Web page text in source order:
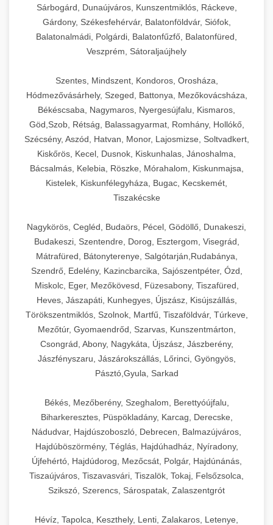
Sárbogárd, Dunaújváros, Kunszentmiklós, Ráckeve,
Gárdony, Székesfehérvár, Balatonföldvár, Siófok,
Balatonalmádi, Polgárdi, Balatonfűzfő, Balatonfüred,
Veszprém, Sátoraljaújhely
Szentes, Mindszent, Kondoros, Orosháza,
Hódmezővásárhely, Szeged, Battonya, Mezőkovácsháza,
Békéscsaba, Nagymaros, Nyergesújfalu, Kismaros,
Göd,Szob, Rétság, Balassagyarmat, Romhány, Hollókő,
Szécsény, Aszód, Hatvan, Monor, Lajosmizse, Soltvadkert,
Kiskőrös, Kecel, Dusnok, Kiskunhalas, Jánoshalma,
Bácsalmás, Kelebia, Röszke, Mórahalom, Kiskunmajsa,
Kistelek, Kiskunfélegyháza, Bugac, Kecskemét,
Tiszakécske
Nagykörös, Cegléd, Budaörs, Pécel, Gödöllő, Dunakeszi,
Budakeszi, Szentendre, Dorog, Esztergom, Visegrád,
Mátrafüred, Bátonyterenye, Salgótarján,Rudabánya,
Szendrő, Edelény, Kazincbarcika, Sajószentpéter, Ózd,
Miskolc, Eger, Mezőkövesd, Füzesabony, Tiszafüred,
Heves, Jászapáti, Kunhegyes, Újszász, Kisújszállás,
Törökszentmiklós, Szolnok, Martfű, Tiszaföldvár, Túrkeve,
Mezőtúr, Gyomaendrőd, Szarvas, Kunszentmárton,
Csongrád, Abony, Nagykáta, Újszász, Jászberény,
Jászfényszaru, Jászárokszállás, Lőrinci, Gyöngyös,
Pásztó,Gyula, Sarkad
Békés, Mezőberény, Szeghalom, Berettyóújfalu,
Biharkeresztes, Püspökladány, Karcag, Derecske,
Nádudvar, Hajdúszoboszló, Debrecen, Balmazújváros,
Hajdúböszörmény, Téglás, Hajdúhadház, Nyíradony,
Újfehértó, Hajdúdorog, Mezőcsát, Polgár, Hajdúnánás,
Tiszaújváros, Tiszavasvári, Tiszalök, Tokaj, Felsőzsolca,
Szikszó, Szerencs, Sárospatak, Zalaszentgrót
Hévíz, Tapolca, Keszthely, Lenti, Zalakaros, Letenye,